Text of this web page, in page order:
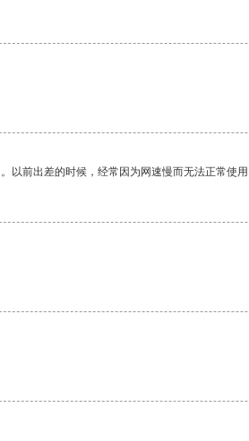
前出差的时候，经常因为网速慢而无法正常使